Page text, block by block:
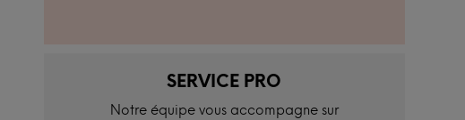
SERVICE PRO
Notre équipe vous accompagne sur